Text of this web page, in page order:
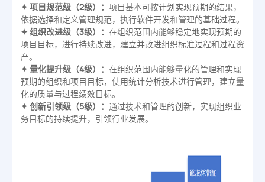
✦ 项目规范级（2级）： 项目基本可按计划实现预期的结果，
依据选择和定义管理规范，执行软件开发和管理的基础过程。
✦ 组织改进级（3级）： 在组织范围内能够稳定地实现预期的
项目目标，进行持续改进，建立并改进组织标准过程和过程资
产。
✦ 量化提升级（4级）： 在组织范围内能够量化的管理和实现
预期的组织和项目目标，使用统计分析技术进行管理，建立量
化的质量与过程绩效目标。
✦ 创新引领级（5级）： 通过技术和管理的创新，实现组织业
务目标的持续提升，引领行业发展。